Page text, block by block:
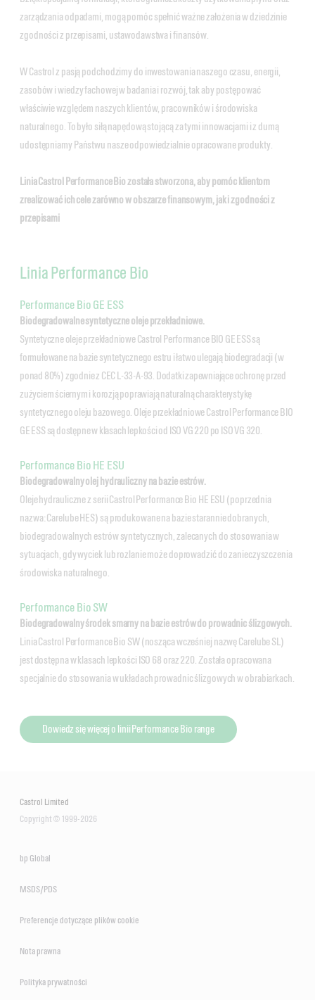
zarządzania odpadami, mogą pomóc spełnić ważne założenia w dziedzinie
zgodności z przepisami, ustawodawstwa i finansów.
W Castrol z pasją podchodzimy do inwestowania naszego czasu, energii,
zasobów i wiedzy fachowej w badania i rozwój, tak aby postępować
właściwie względem naszych klientów, pracowników i środowiska
naturalnego. To było siłą napędową stojącą za tymi innowacjami i z dumą
udostępniamy Państwu nasze odpowiedzialnie opracowane produkty.
Linia Castrol Performance Bio została stworzona, aby pomóc klientom
zrealizować ich cele zarówno w obszarze finansowym, jak i zgodności z
przepisami
Linia Performance Bio
Performance Bio GE ESS
Biodegradowalne syntetyczne oleje przekładniowe.
Syntetyczne oleje przekładniowe Castrol Performance BIO GE ESS są
formułowane na bazie syntetycznego estru i łatwo ulegają biodegradacji (w
ponad 80%) zgodnie z CEC L-33-A-93. Dodatki zapewniające ochronę przed
zużyciem ściernym i korozją poprawiają naturalną charakterystykę
syntetycznego oleju bazowego. Oleje przekładniowe Castrol Performance BIO
GE ESS są dostępne w klasach lepkości od ISO VG 220 po ISO VG 320.
Performance Bio HE ESU
Biodegradowalny olej hydrauliczny na bazie estrów.
Oleje hydrauliczne z serii Castrol Performance Bio HE ESU (poprzednia
nazwa: Carelube HES) są produkowane na bazie starannie dobranych,
biodegradowalnych estrów syntetycznych, zalecanych do stosowania w
sytuacjach, gdy wyciek lub rozlanie może doprowadzić do zanieczyszczenia
środowiska naturalnego.
Performance Bio SW
Biodegradowalny środek smarny na bazie estrów do prowadnic ślizgowych.
Linia Castrol Performance Bio SW (nosząca wcześniej nazwę Carelube SL)
jest dostępna w klasach lepkości ISO 68 oraz 220. Została opracowana
specjalnie do stosowania w układach prowadnic ślizgowych w obrabiarkach.
Dowiedz się więcej o linii Performance Bio range
Castrol Limited
Copyright © 1999-2026
bp Global
MSDS/PDS
Preferencje dotyczące plików cookie
Nota prawna
Polityka prywatności